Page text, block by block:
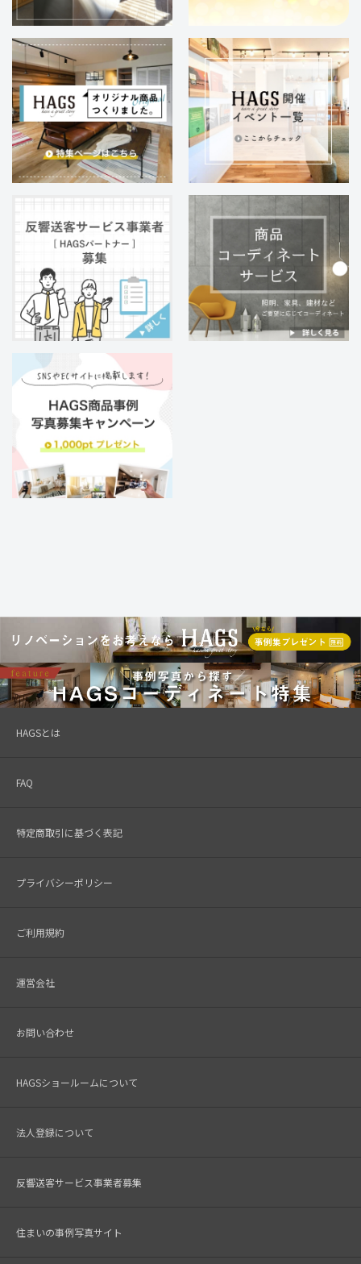
HAGSとは
FAQ
特定商取引に基づく表記
プライバシーポリシー
ご利用規約
運営会社
お問い合わせ
HAGSショールームについて
法人登録について
反響送客サービス事業者募集
住まいの事例写真サイト